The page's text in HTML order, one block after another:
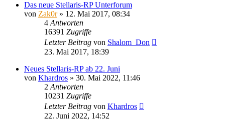
Das neue Stellaris-RP Unterforum
von Zak0r» 12. Mai 2017, 08:34
4 Antworten
16391 Zugriffe
Letzter Beitrag von Shalom_Don
23. Mai 2017, 18:39
Neues Stellaris-RP ab 22. Juni
von Khardros » 30. Mai 2022, 11:46
2 Antworten
10231 Zugriffe
Letzter Beitrag von Khardros
22. Juni 2022, 14:52